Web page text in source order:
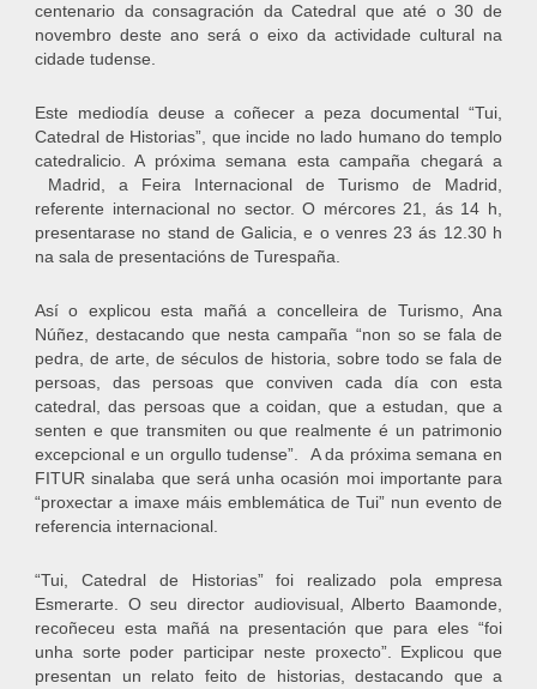
centenario da consagración da Catedral que até o 30 de
novembro deste ano será o eixo da actividade cultural na
cidade tudense.
Este mediodía deuse a coñecer a peza documental “Tui,
Catedral de Historias”, que incide no lado humano do templo
catedralicio. A próxima semana esta campaña chegará a
Madrid, a Feira Internacional de Turismo de Madrid,
referente internacional no sector. O mércores 21, ás 14 h,
presentarase no stand de Galicia, e o venres 23 ás 12.30 h
na sala de presentacións de Turespaña.
Así o explicou esta mañá a concelleira de Turismo, Ana
Núñez, destacando que nesta campaña “non so se fala de
pedra, de arte, de séculos de historia, sobre todo se fala de
persoas, das persoas que conviven cada día con esta
catedral, das persoas que a coidan, que a estudan, que a
senten e que transmiten ou que realmente é un patrimonio
excepcional e un orgullo tudense”. A da próxima semana en
FITUR sinalaba que será unha ocasión moi importante para
“proxectar a imaxe máis emblemática de Tui” nun evento de
referencia internacional.
“Tui, Catedral de Historias” foi realizado pola empresa
Esmerarte. O seu director audiovisual, Alberto Baamonde,
recoñeceu esta mañá na presentación que para eles “foi
unha sorte poder participar neste proxecto”. Explicou que
presentan un relato feito de historias, destacando que a